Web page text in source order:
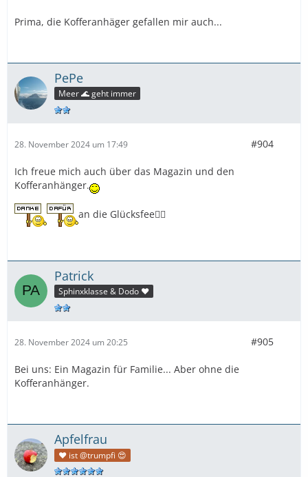
Prima, die Kofferanhäger gefallen mir auch...
PePe
Meer 🌊 geht immer
28. November 2024 um 17:49 #904
Ich freue mich auch über das Magazin und den
Kofferanhänger.
an die Glücksfee🧚‍♀️
Patrick
Sphinxklasse & Dodo ❤️
28. November 2024 um 20:25 #905
Bei uns: Ein Magazin für Familie... Aber ohne die
Kofferanhänger.
Apfelfrau
❤️ ist @trumpfi 😍